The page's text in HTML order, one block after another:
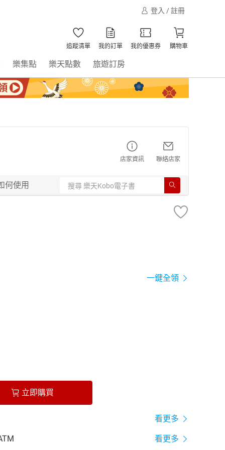
登入 / 註冊
追蹤清單 我的訂單 我的優惠券 購物車
樂集點 樂天點數 旅遊訂房
店家資訊 聯絡店家
何使用
一鍵全領
立即購買
看更多
看更多